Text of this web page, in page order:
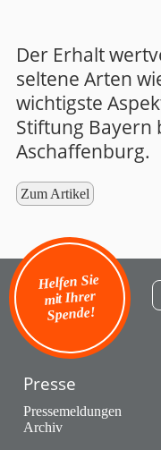
Der Erhalt
seltene Arten
wichtigste
Stiftung Bayern
Aschaffenburg.
Zum Artikel
Helfen Sie
mit Ihrer
Spende!
Presse
Pressemeldungen
Archiv